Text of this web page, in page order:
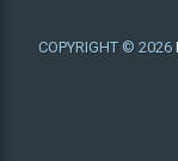
COPYRIGHT © 2026